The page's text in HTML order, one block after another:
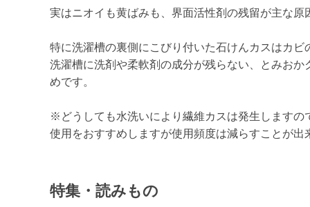
実はニオイも黄ばみも、界面活性剤の残留が主な原
特に洗濯槽の裏側にこびり付いた石けんカスはカ
洗濯槽に洗剤や柔軟剤の成分が残らない、とみお
めです。
※どうしても水洗いにより繊維カスは発生しますの
使用をおすすめしますが使用頻度は減らすことが出
特集・読みもの